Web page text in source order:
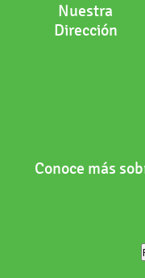
Nuestra
Dirección
Conoce más